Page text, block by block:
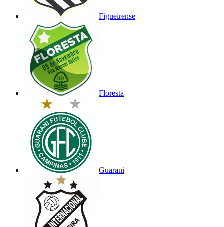
Figueirense
Floresta
Guarani